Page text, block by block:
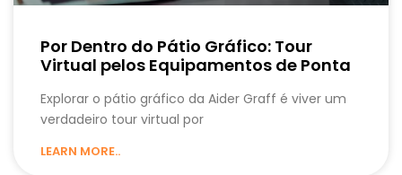
Por Dentro do Pátio Gráfico: Tour
Virtual pelos Equipamentos de Ponta
Explorar o pátio gráfico da Aider Graff é viver um
verdadeiro tour virtual por
LEARN MORE..